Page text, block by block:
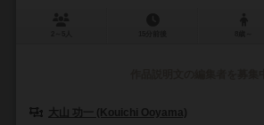
大山 功一 (Kouichi Ooyama)